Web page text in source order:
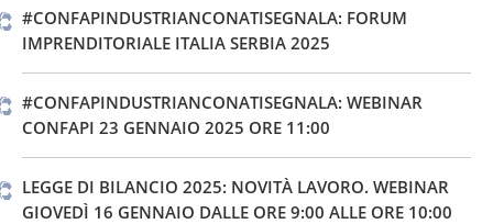
#CONFAPINDUSTRIANCONATISEGNALA: FORUM
IMPRENDITORIALE ITALIA SERBIA 2025
#CONFAPINDUSTRIANCONATISEGNALA: WEBINAR
CONFAPI 23 GENNAIO 2025 ORE 11:00
LEGGE DI BILANCIO 2025: NOVITÀ LAVORO. WEBINAR
GIOVEDÌ 16 GENNAIO DALLE ORE 9:00 ALLE ORE 10:00